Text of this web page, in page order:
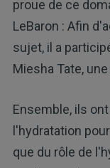
proue de ce
LeBaron : Afin
sujet, il a
Miesha Tate,
Ensemble, ils
l'hydratation
que du rôle de